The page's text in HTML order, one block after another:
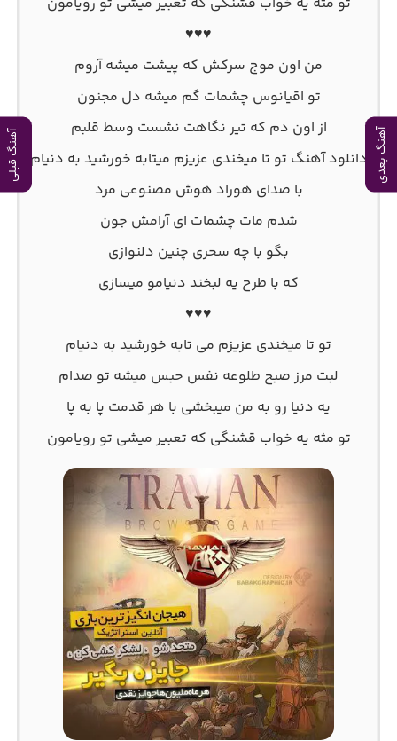
آهنگ بعدی آهنگ قبلی
♥♥♥
من اون موج سرکش که پیشت میشه آروم
تو اقیانوس چشمات گم میشه دل مجنون
از اون دم که تیر نگاهت نشست وسط قلبم
دانلود آهنگ تو تا میخندی عزیزم میتابه خورشید به دنیام
با صدای هوراد هوش مصنوعی مرد
شدم مات چشمات ای آرامش جون
بگو با چه سحری چنین دلنوازی
که با طرح یه لبخند دنیامو میسازی
♥♥♥
تو تا میخندی عزیزم می تابه خورشید به دنیام
لبت مرز صبح طلوعه نفس حبس میشه تو صدام
یه دنیا رو به من میبخشی با هر قدمت پا به پا
تو مثه یه خواب قشنگی که تعبیر میشی تو رویامون